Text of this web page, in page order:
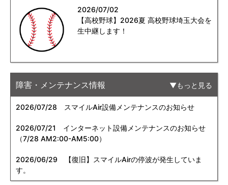
2026/07/02
【高校野球】2026夏 高校野球埼玉大会を
生中継します！
障害・メンテナンス情報 もっと見る
2026/07/28 スマイルAir設備メンテナンスのお知らせ
2026/07/21
インターネット設備メンテナンスのお知らせ
（7/28 AM2:00-AM5:00）
2026/06/29 【復旧】スマイルAirの停波が発生していま
す。